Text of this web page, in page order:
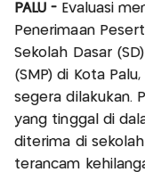
PALU - Evaluasi
Penerimaan
Sekolah Dasar
(SMP) di Kota
segera dilakukan.
yang tinggal di
diterima di
terancam